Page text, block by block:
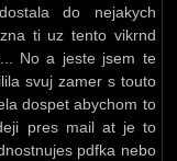
do nejakych
ti uz tento vikrnd
No a jeste jsem te
svuj zamer s touto
dospet abychom to
pres mail at je to
pdfka nebo